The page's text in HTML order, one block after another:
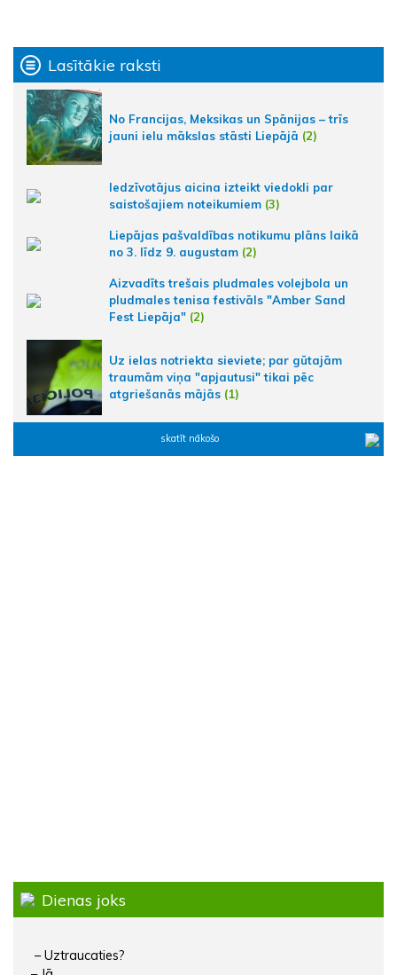
Lasītākie raksti
No Francijas, Meksikas un Spānijas – trīs
jauni ielu mākslas stāsti Liepājā (2)
Iedzīvotājus aicina izteikt viedokli par
saistošajiem noteikumiem (3)
Liepājas pašvaldības notikumu plāns laikā
no 3. līdz 9. augustam (2)
Aizvadīts trešais pludmales volejbola un
pludmales tenisa festivāls "Amber Sand
Fest Liepāja" (2)
Uz ielas notriekta sieviete; par gūtajām
traumām viņa "apjautusi" tikai pēc
atgriešanās mājās (1)
skatīt nākošo
Dienas joks
– Uztraucaties?